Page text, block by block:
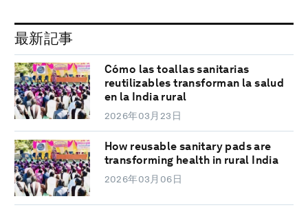
最新記事
Cómo las toallas sanitarias
reutilizables transforman la salud
en la India rural
2026年03月23日
How reusable sanitary pads are
transforming health in rural India
2026年03月06日